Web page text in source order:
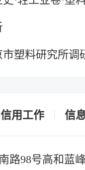
塑料研究所调
信用工作 信
路98号高和蓝